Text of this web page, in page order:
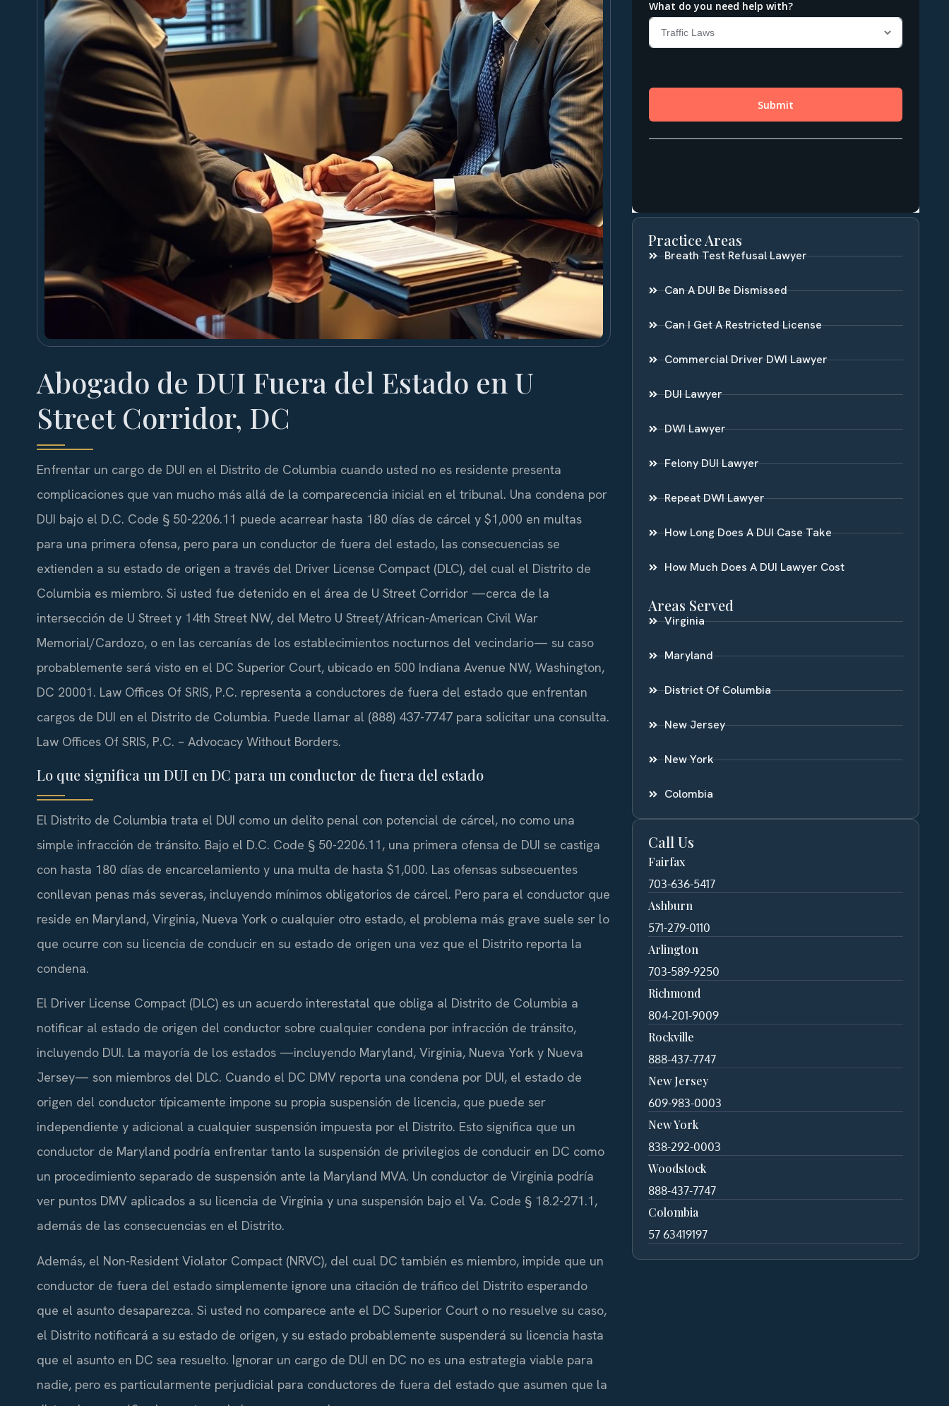
Abogado de DUI Fuera del Estado en U
Street Corridor, DC
Enfrentar un cargo de DUI en el Distrito de Columbia cuando usted no es residente presenta
complicaciones que van mucho más allá de la comparecencia inicial en el tribunal. Una condena por
DUI bajo el D.C. Code § 50-2206.11 puede acarrear hasta 180 días de cárcel y $1,000 en multas
para una primera ofensa, pero para un conductor de fuera del estado, las consecuencias se
extienden a su estado de origen a través del Driver License Compact (DLC), del cual el Distrito de
Columbia es miembro. Si usted fue detenido en el área de U Street Corridor —cerca de la
intersección de U Street y 14th Street NW, del Metro U Street/African-American Civil War
Memorial/Cardozo, o en las cercanías de los establecimientos nocturnos del vecindario— su caso
probablemente será visto en el DC Superior Court, ubicado en 500 Indiana Avenue NW, Washington,
DC 20001. Law Offices Of SRIS, P.C. representa a conductores de fuera del estado que enfrentan
cargos de DUI en el Distrito de Columbia. Puede llamar al (888) 437-7747 para solicitar una consulta.
Law Offices Of SRIS, P.C. – Advocacy Without Borders.
Lo que significa un DUI en DC para un conductor de fuera del estado
El Distrito de Columbia trata el DUI como un delito penal con potencial de cárcel, no como una
simple infracción de tránsito. Bajo el D.C. Code § 50-2206.11, una primera ofensa de DUI se castiga
con hasta 180 días de encarcelamiento y una multa de hasta $1,000. Las ofensas subsecuentes
conllevan penas más severas, incluyendo mínimos obligatorios de cárcel. Pero para el conductor que
reside en Maryland, Virginia, Nueva York o cualquier otro estado, el problema más grave suele ser lo
que ocurre con su licencia de conducir en su estado de origen una vez que el Distrito reporta la
condena.
El Driver License Compact (DLC) es un acuerdo interestatal que obliga al Distrito de Columbia a
notificar al estado de origen del conductor sobre cualquier condena por infracción de tránsito,
incluyendo DUI. La mayoría de los estados —incluyendo Maryland, Virginia, Nueva York y Nueva
Jersey— son miembros del DLC. Cuando el DC DMV reporta una condena por DUI, el estado de
origen del conductor típicamente impone su propia suspensión de licencia, que puede ser
independiente y adicional a cualquier suspensión impuesta por el Distrito. Esto significa que un
conductor de Maryland podría enfrentar tanto la suspensión de privilegios de conducir en DC como
un procedimiento separado de suspensión ante la Maryland MVA. Un conductor de Virginia podría
ver puntos DMV aplicados a su licencia de Virginia y una suspensión bajo el Va. Code § 18.2-271.1,
además de las consecuencias en el Distrito.
Además, el Non-Resident Violator Compact (NRVC), del cual DC también es miembro, impide que un
conductor de fuera del estado simplemente ignore una citación de tráfico del Distrito esperando
que el asunto desaparezca. Si usted no comparece ante el DC Superior Court o no resuelve su caso,
el Distrito notificará a su estado de origen, y su estado probablemente suspenderá su licencia hasta
que el asunto en DC sea resuelto. Ignorar un cargo de DUI en DC no es una estrategia viable para
nadie, pero es particularmente perjudicial para conductores de fuera del estado que asumen que la
Practice Areas
Breath Test Refusal Lawyer
Can A DUI Be Dismissed
Can I Get A Restricted License
Commercial Driver DWI Lawyer
DUI Lawyer
DWI Lawyer
Felony DUI Lawyer
Repeat DWI Lawyer
How Long Does A DUI Case Take
How Much Does A DUI Lawyer Cost
Areas Served
Virginia
Maryland
District Of Columbia
New Jersey
New York
Colombia
Call Us
Fairfax
703-636-5417
Ashburn
571-279-0110
Arlington
703-589-9250
Richmond
804-201-9009
Rockville
888-437-7747
New Jersey
609-983-0003
New York
838-292-0003
Woodstock
888-437-7747
Colombia
57 63419197